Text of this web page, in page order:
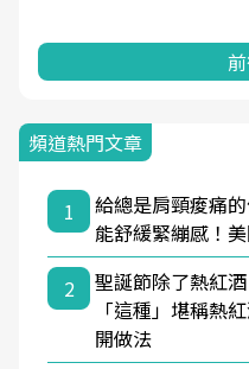
頻道熱門文章
1
給總是肩頸痠痛
能舒緩緊繃感！
2
聖誕節除了熱紅
「這種」堪稱熱
開做法